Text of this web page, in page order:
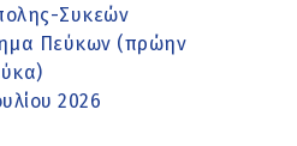
Συκεών
Πεύκων (πρώην
2026